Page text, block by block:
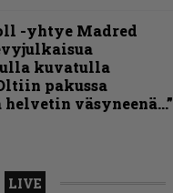
-yhtye Madred
kuvatulla
pakussa
helvetin väsyneenä…”
LIVE